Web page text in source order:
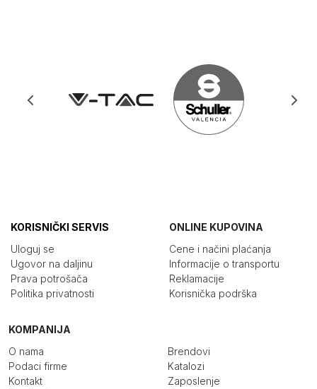
KORISNIČKI SERVIS
Uloguj se
Ugovor na daljinu
Prava potrošača
Politika privatnosti
ONLINE KUPOVINA
Cene i načini plaćanja
Informacije o transportu
Reklamacije
Korisnička podrška
KOMPANIJA
O nama
Podaci firme
Kontakt
Brendovi
Katalozi
Zaposlenje